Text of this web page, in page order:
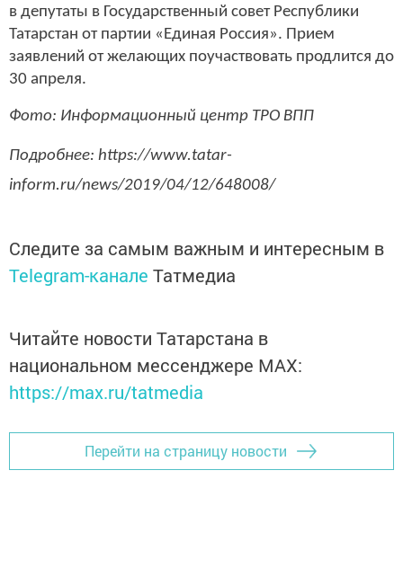
в депутаты в Государственный совет Республики
Татарстан от партии «Единая Россия». Прием
заявлений от желающих поучаствовать продлится до
30 апреля.
Фото: Информационный центр ТРО ВПП
Подробнее: https://www.tatar-
inform.ru/news/2019/04/12/648008/
Следите за самым важным и интересным в
Telegram-канале Татмедиа
Читайте новости Татарстана в
национальном мессенджере MАХ:
https://max.ru/tatmedia
Перейти на страницу новости